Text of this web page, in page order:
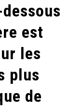
est
les
plus
de